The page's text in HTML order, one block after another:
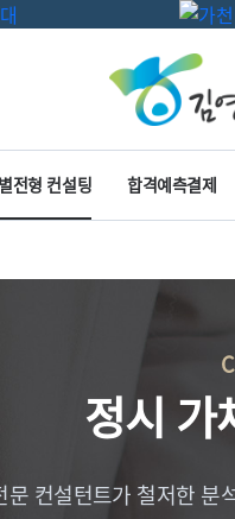
전형 컨설팅 합격예측결제
정시 가
문 컨설턴트가 철저한 분